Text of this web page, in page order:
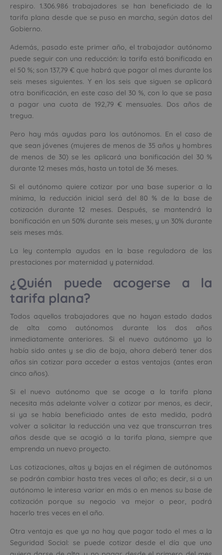
respiro. 1.306.986 trabajadores se han beneficiado de la
tarifa plana desde que se puso en marcha, según datos del
Gobierno.
Además, pasado este primer año, el trabajador autónomo
puede seguir con una reducción: la tarifa está bonificada en
el 50 %; son 137,79 € que habrá que pagar al mes durante los
seis meses siguientes. Y en los seis que siguen se aplicará
otra bonificación, en este caso del 30 %, con lo que se pasa
a pagar una cuota de 192,79 € mensuales. Dos años de
tregua.
Pero hay más ayudas para los autónomos. En el caso de
que sean jóvenes (mujeres de menos de 35 años y hombres
de menos de 30) se les aplicará una bonificación del 30 %
durante 12 meses más, hasta un total de 36 meses.
Si el autónomo quiere cotizar por una base superior a la
mínima, la reducción inicial será del 80 % de la base de
cotización durante 12 meses. Después, se mantendrá la
bonificación en un 50% durante seis meses, y un 30% durante
seis meses más.
La ley contempla ayudas en la base reguladora de las
prestaciones por maternidad y paternidad.
¿Quién puede acogerse a la
tarifa plana?
Todos aquellos trabajadores que no hayan estado dados
de alta como autónomos durante los dos años
inmediatamente anteriores. Si el nuevo autónomo ya lo
había sido antes y se dio de baja, ahora deberá tener dos
años sin cotizar para acceder a estas ventajas (antes eran
cinco años).
Si el nuevo autónomo que se acoge a la tarifa plana
necesita más adelante volver a cotizar por menos, es decir,
si ya se había beneficiado antes de esta medida, podrá
volver a solicitar la reducción una vez que transcurran tres
años desde que se acogió a la tarifa plana, siempre que
emprenda un nuevo proyecto.
Las cotizaciones, altas y bajas en el régimen de autónomos
se podrán cambiar hasta tres veces al año; es decir, si a un
autónomo le interesa variar en más o en menos su base de
cotización porque su negocio va mejor o peor, podrá
hacerlo tres veces en el año.
Otra ventaja es que ya no hay que pagar todo el mes a la
Seguridad Social: se puede cotizar desde el día que uno